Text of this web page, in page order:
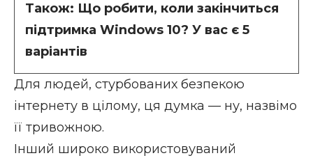
Також: Що робити, коли закінчиться
підтримка Windows 10? У вас є 5
варіантів
Для людей, стурбованих безпекою
інтернету в цілому, ця думка — ну, назвімо
її тривожною.
Інший широко використовуваний